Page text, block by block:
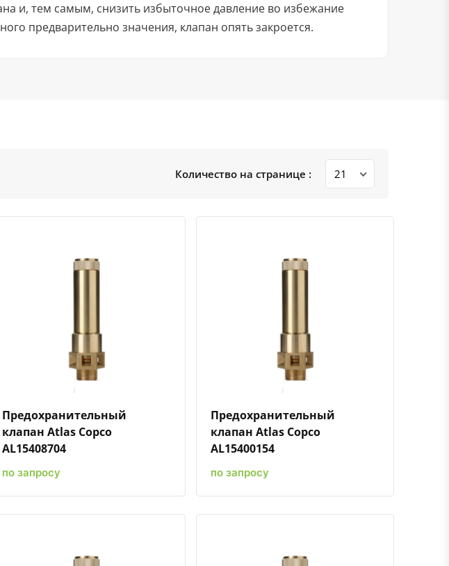
и, тем самым, снизить избыточное давление во избежание
предварительно значения, клапан опять закроется.
Количество на странице :
Быстрый просмотрДобавить к сравнению
Предохранительный
клапан Atlas Copco
AL15408704
по запросу
Быстрый просмотрДобавить к сравнению
Предохранительный
клапан Atlas Copco
AL15400154
по запросу